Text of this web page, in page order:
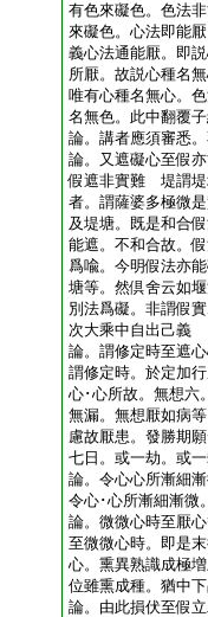
有色來礙色。色法
來礙色。心法即能
義心法通能厭。即
所厭。故説心種名
唯有心種名無心。
名無色。此中翻覆
論。講者應須審悉
論。又遮礙心至假
假遮非實難 堤謂堤
者。謂薩婆多極微
及堤塘。既是和合
能遮。不和合故。
爲喩。今明假法亦
塘等。然倶舍云如
別法爲礙。非謂假
次大乘中自出己義
論。謂修定時至遮
謂修定時。於定加
心･心所故。無想六
無漏。無想厭如病
慮故厭患。發勝期
七日。或一劫。或
論。令心心所漸細
令心･心所漸細漸
論。微微心時至厭
至微微心時。即是
心。熏異熟識成極
位雖熏成種。猶中
論。由此損伏至假